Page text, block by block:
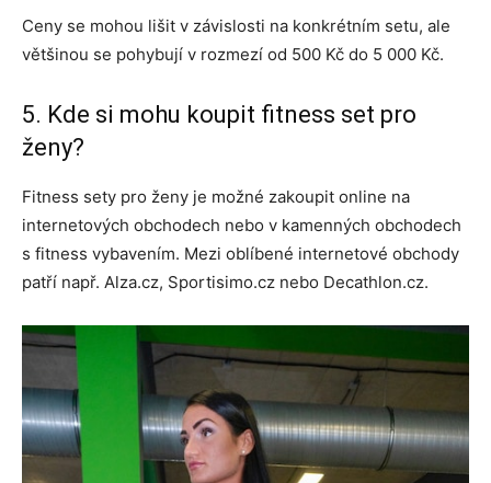
Ceny se mohou lišit v závislosti na konkrétním setu, ale
většinou se pohybují v rozmezí od 500 Kč do 5 000 Kč.
5. Kde si mohu koupit fitness set pro
ženy?
Fitness sety pro ženy je možné zakoupit online na
internetových obchodech nebo v kamenných obchodech
s fitness vybavením. Mezi oblíbené internetové obchody
patří např. Alza.cz, Sportisimo.cz nebo Decathlon.cz.